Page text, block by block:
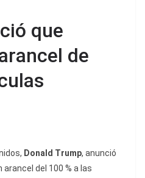
que
de
Donald Trump, anunció
del 100 % a las